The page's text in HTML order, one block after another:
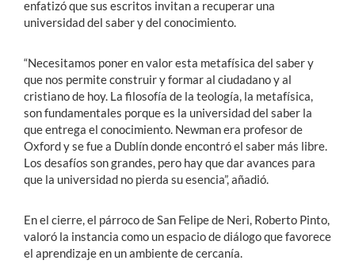
enfatizó que sus escritos invitan a recuperar una
universidad del saber y del conocimiento.
“Necesitamos poner en valor esta metafísica del saber y
que nos permite construir y formar al ciudadano y al
cristiano de hoy. La filosofía de la teología, la metafísica,
son fundamentales porque es la universidad del saber la
que entrega el conocimiento. Newman era profesor de
Oxford y se fue a Dublín donde encontró el saber más libre.
Los desafíos son grandes, pero hay que dar avances para
que la universidad no pierda su esencia”, añadió.
En el cierre, el párroco de San Felipe de Neri, Roberto Pinto,
valoró la instancia como un espacio de diálogo que favorece
el aprendizaje en un ambiente de cercanía.